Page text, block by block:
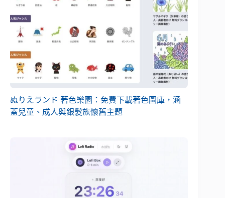
ぬりえランド 著色樂園：免費下載著色圖庫，涵
蓋兒童、成人與銀髮族懷舊主題